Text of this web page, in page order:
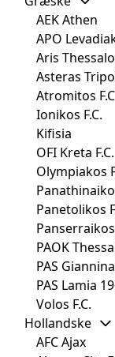
AEK Athen
APO
Aris
Asteras
Atromitos
Ionikos F.C.
Kifisia
OFI Kreta F.C.
Olympiakos
Panetolikos
Panserraikos
PAOK
PAS Giannina
PAS Lamia
Volos F.C.
Hollandske
AFC Ajax